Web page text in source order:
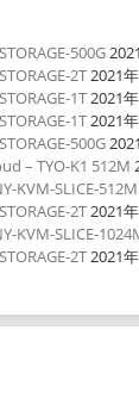
500G
2T2021
1T2021
1T2021
500G
– TYO-K1 512M
KVM-SLICE-512M
2T2021
KVM-SLICE-
2T2021